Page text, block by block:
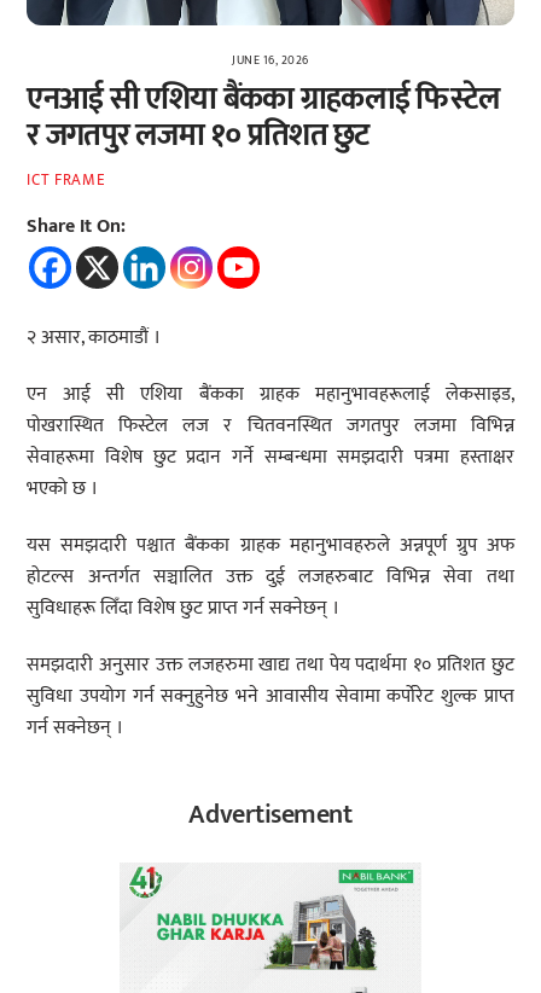
JUNE 16, 2026
एनआई सी एशिया बैंकका ग्राहकलाई फिस्टेल
र जगतपुर लजमा १० प्रतिशत छुट
ICT FRAME
Share It On:
२ असार, काठमाडौं ।
एन आई सी एशिया बैंकका ग्राहक महानुभावहरूलाई लेकसाइड,
पोखरास्थित फिस्टेल लज र चितवनस्थित जगतपुर लजमा विभिन्न
सेवाहरूमा विशेष छुट प्रदान गर्ने सम्बन्धमा समझदारी पत्रमा हस्ताक्षर
भएको छ ।
यस समझदारी पश्चात बैंकका ग्राहक महानुभावहरुले अन्नपूर्ण ग्रुप अफ
होटल्स अन्तर्गत सञ्चालित उक्त दुई लजहरुबाट विभिन्न सेवा तथा
सुविधाहरू लिँदा विशेष छुट प्राप्त गर्न सक्नेछन् ।
समझदारी अनुसार उक्त लजहरुमा खाद्य तथा पेय पदार्थमा १० प्रतिशत छुट
सुविधा उपयोग गर्न सक्नुहुनेछ भने आवासीय सेवामा कर्पोरेट शुल्क प्राप्त
गर्न सक्नेछन् ।
Advertisement